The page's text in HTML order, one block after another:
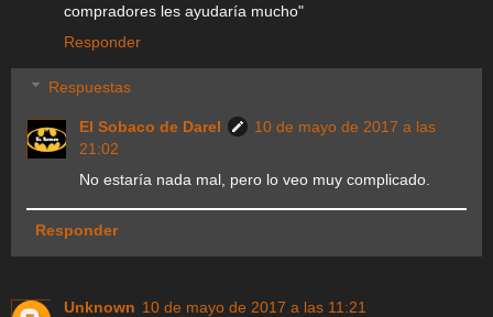
compradores les ayudaría mucho"
Responder
Respuestas
El Sobaco de Darel
10 de mayo de 2017 a las
21:02
No estaría nada mal, pero lo veo muy complicado.
Responder
Unknown 10 de mayo de 2017 a las 11:21